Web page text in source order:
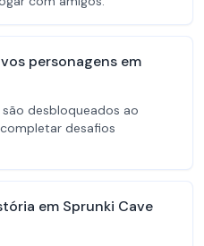
personagens em
desbloqueados ao
desafios
em Sprunki Cave